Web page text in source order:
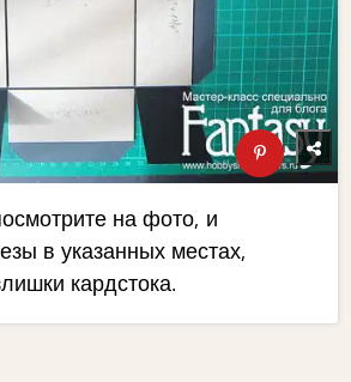
на фото, и
в указанных местах,
кардстока.